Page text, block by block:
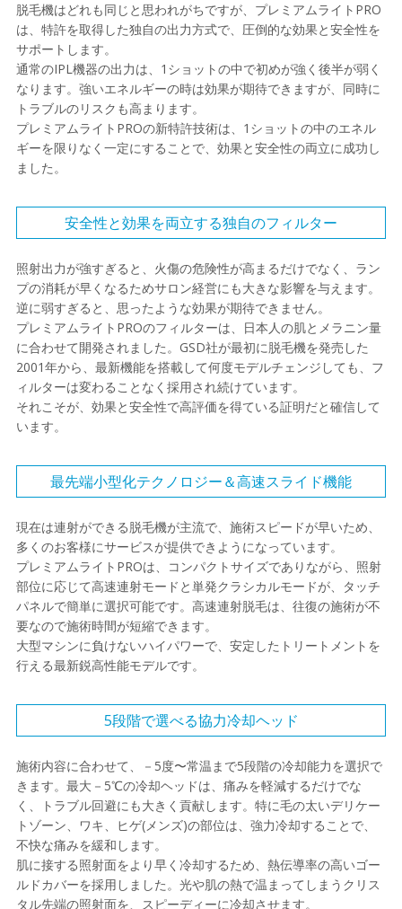
脱毛機はどれも同じと思われがちですが、プレミアムライトPRO
は、特許を取得した独自の出力方式で、圧倒的な効果と安全性を
サポートします。
通常のIPL機器の出力は、1ショットの中で初めが強く後半が弱く
なります。強いエネルギーの時は効果が期待できますが、同時に
トラブルのリスクも高まります。
プレミアムライトPROの新特許技術は、1ショットの中のエネル
ギーを限りなく一定にすることで、効果と安全性の両立に成功し
ました。
安全性と効果を両立する独自のフィルター
照射出力が強すぎると、火傷の危険性が高まるだけでなく、ラン
プの消耗が早くなるためサロン経営にも大きな影響を与えます。
逆に弱すぎると、思ったような効果が期待できません。
プレミアムライトPROのフィルターは、日本人の肌とメラニン量
に合わせて開発されました。GSD社が最初に脱毛機を発売した
2001年から、最新機能を搭載して何度モデルチェンジしても、フ
ィルターは変わることなく採用され続けています。
それこそが、効果と安全性で高評価を得ている証明だと確信して
います。
最先端小型化テクノロジー＆高速スライド機能
現在は連射ができる脱毛機が主流で、施術スピードが早いため、
多くのお客様にサービスが提供できようになっています。
プレミアムライトPROは、コンパクトサイズでありながら、照射
部位に応じて高速連射モードと単発クラシカルモードが、タッチ
パネルで簡単に選択可能です。高速連射脱毛は、往復の施術が不
要なので施術時間が短縮できます。
大型マシンに負けないハイパワーで、安定したトリートメントを
行える最新鋭高性能モデルです。
5段階で選べる協力冷却ヘッド
施術内容に合わせて、－5度〜常温まで5段階の冷却能力を選択で
きます。最大－5℃の冷却ヘッドは、痛みを軽減するだけでな
く、トラブル回避にも大きく貢献します。特に毛の太いデリケー
トゾーン、ワキ、ヒゲ(メンズ)の部位は、強力冷却することで、
不快な痛みを緩和します。
肌に接する照射面をより早く冷却するため、熱伝導率の高いゴー
ルドカバーを採用しました。光や肌の熱で温まってしまうクリス
タル先端の照射面を、スピーディーに冷却させます。